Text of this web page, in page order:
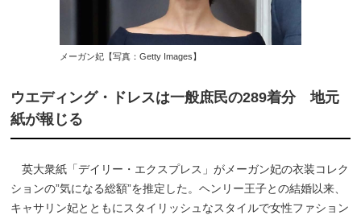
メーガン妃【写真：Getty Images】
ウエディング・ドレスは一般庶民の289着分 地元
紙が報じる
英大衆紙「デイリー・エクスプレス」がメーガン妃の衣装コレク
ションの”気になる総額”を推定した。ヘンリー王子との結婚以来、
キャサリン妃とともにスタイリッシュなスタイルで女性ファション